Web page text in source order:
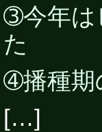
➂今年は
た
➃播種期
[…]